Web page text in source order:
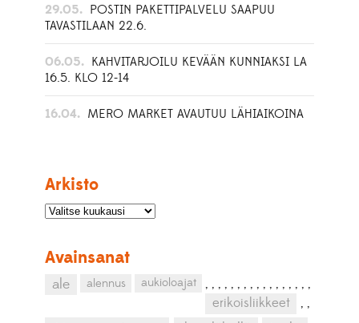
29.05. POSTIN PAKETTIPALVELU SAAPUU
TAVASTILAAN 22.6.
06.05. KAHVITARJOILU KEVÄÄN KUNNIAKSI LA
16.5. KLO 12-14
16.04. MERO MARKET AVAUTUU LÄHIAIKOINA
Arkisto
Avainsanat
ale ,
alennus ,
aukioloajat ,
erikoisliikkeet
,,,,,,,,,,,,,,
, ,